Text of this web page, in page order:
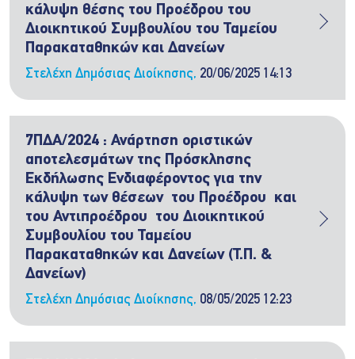
κάλυψη θέσης του Προέδρου του
Διοικητικού Συμβουλίου του Ταμείου
Παρακαταθηκών και Δανείων
Στελέχη Δημόσιας Διοίκησης, 20/06/2025 14:13
7ΠΔΑ/2024 : Ανάρτηση οριστικών
αποτελεσμάτων της Πρόσκλησης
Εκδήλωσης Ενδιαφέροντος για την
κάλυψη των θέσεων του Προέδρου και
του Αντιπροέδρου του Διοικητικού
Συμβουλίου του Ταμείου
Παρακαταθηκών και Δανείων (Τ.Π. &
Δανείων)
Στελέχη Δημόσιας Διοίκησης, 08/05/2025 12:23